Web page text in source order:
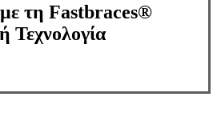
με τη Fastbraces®
Τεχνολογία